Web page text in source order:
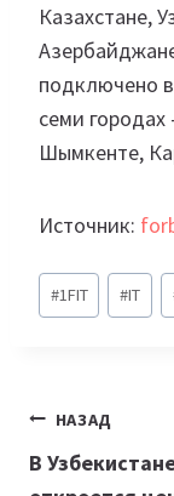
Казахстане,
подключено
семи
Шымкенте,
Источник:
Метки
записи:
#1FIT #IT
по
НАЗАД
В